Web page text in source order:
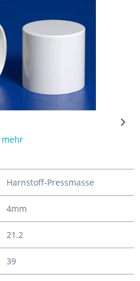
mehr
Harnstoff-Pressmasse
4mm
21.2
39